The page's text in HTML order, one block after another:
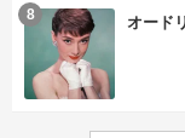
オード
8